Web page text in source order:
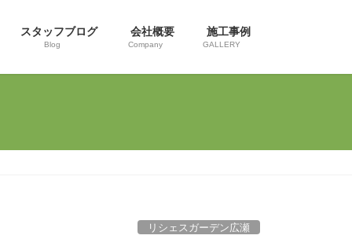
スタッフブログ
Blog
会社概要
Company
施工事例
GALLERY
リシェスガーデン広瀬